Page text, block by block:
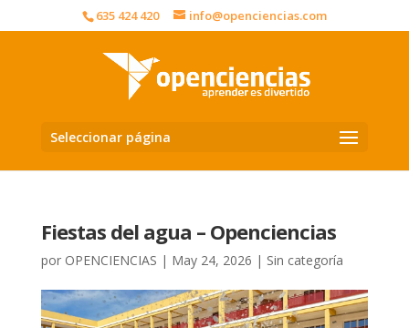
635 424 420 info@openciencias.com
Seleccionar página
Fiestas del agua – Openciencias
por OPENCIENCIAS | May 24, 2026 | Sin categoría